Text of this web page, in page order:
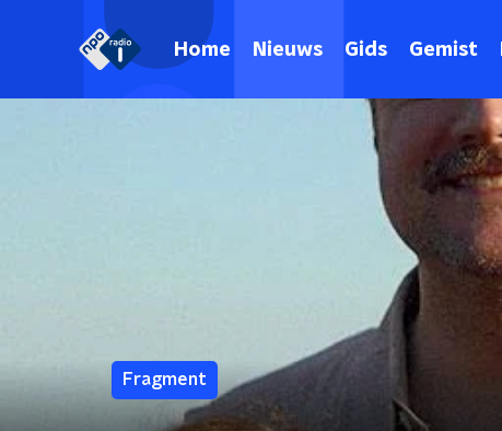
Home Nieuws Gids Gemist
Fragment